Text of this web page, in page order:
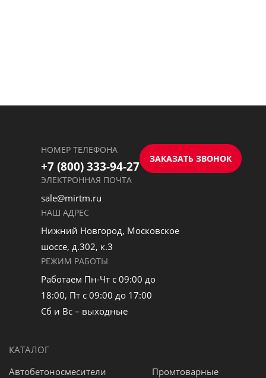
НОМЕР ТЕЛЕФОНА
+7 (800) 333-94-27
ЗАКАЗАТЬ ЗВОНОК
ЭЛЕКТРОННАЯ ПОЧТА
sale@mirtm.ru
НАШ АДРЕС
Нижний Новгород, Московское
шоссе, д.302, к.3
РЕЖИМ РАБОТЫ
Работаем Пн-Чт с 09:00 до
18:00, Пт с 09:00 до 17:00
Сб и Вс – выходные
КАТАЛОГ
Автобетоносмесители
Промтоварные